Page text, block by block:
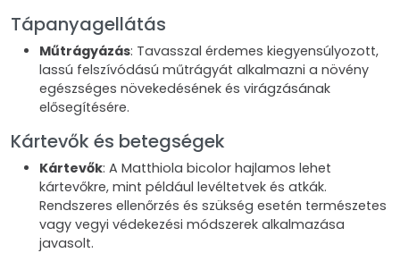
Tápanyagellátás
Műtrágyázás: Tavasszal érdemes kiegyensúlyozott,
lassú felszívódású műtrágyát alkalmazni a növény
egészséges növekedésének és virágzásának
elősegítésére.
Kártevők és betegségek
Kártevők: A Matthiola bicolor hajlamos lehet
kártevőkre, mint például levéltetvek és atkák.
Rendszeres ellenőrzés és szükség esetén természetes
vagy vegyi védekezési módszerek alkalmazása
javasolt.